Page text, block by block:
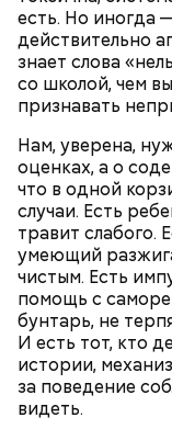
есть. Но иногда
действительно
знает слова
со школой, чем
признавать
Нам, уверена,
оценках, а о
что в одной
случаи. Есть
травит слабого.
умеющий
чистым. Есть
помощь с
бунтарь, не
И есть тот, кто
истории,
за поведение
видеть.
Ингредиенты:
болгарский
морковь.